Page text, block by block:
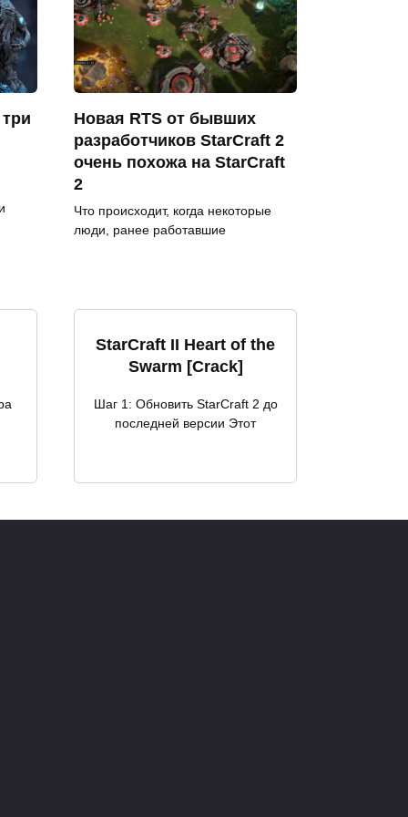
Новая RTS от бывших
разработчиков StarCraft 2
очень похожа на StarCraft
2
Что происходит, когда некоторые
люди, ранее работавшие
StarCraft II Heart of the
Swarm [Crack]
Шаг 1: Обновить StarCraft 2 до
последней версии Этот